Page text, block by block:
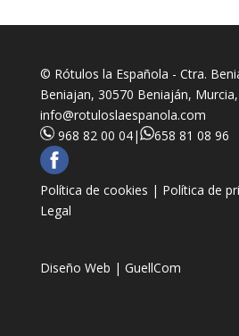
© Rótulos la Española - Ctra.
Beniajan, 30570 Beniaján,
info@rotuloslaespanola.com
968 82 00 04| 658 81 08 96
Política de cookies | Política de
Legal
Diseño Web | GuellCom